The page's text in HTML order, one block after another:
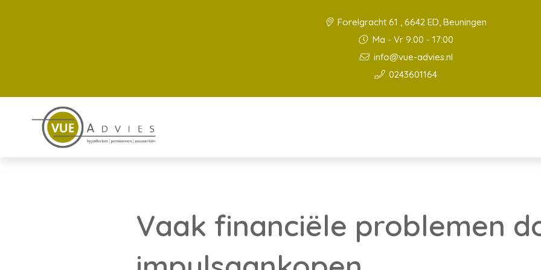
Forelgracht 61 , 6642 ED, Beuningen
Ma - Vr 9:00 - 17:00
info@vue-advies.nl
0243601164
Vaak financiële problemen